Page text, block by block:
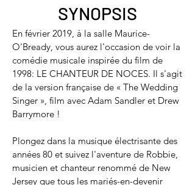
SYNOPSIS
En février 2019, à la salle Maurice-
O'Bready, vous aurez l'occasion de voir la
comédie musicale inspirée du film de
1998: LE CHANTEUR DE NOCES. Il s'agit
de la version française de « The Wedding
Singer », film avec Adam Sandler et Drew
Barrymore !
Plongez dans la musique électrisante des
années 80 et suivez l'aventure de Robbie,
musicien et chanteur renommé de New
Jersey que tous les mariés-en-devenir